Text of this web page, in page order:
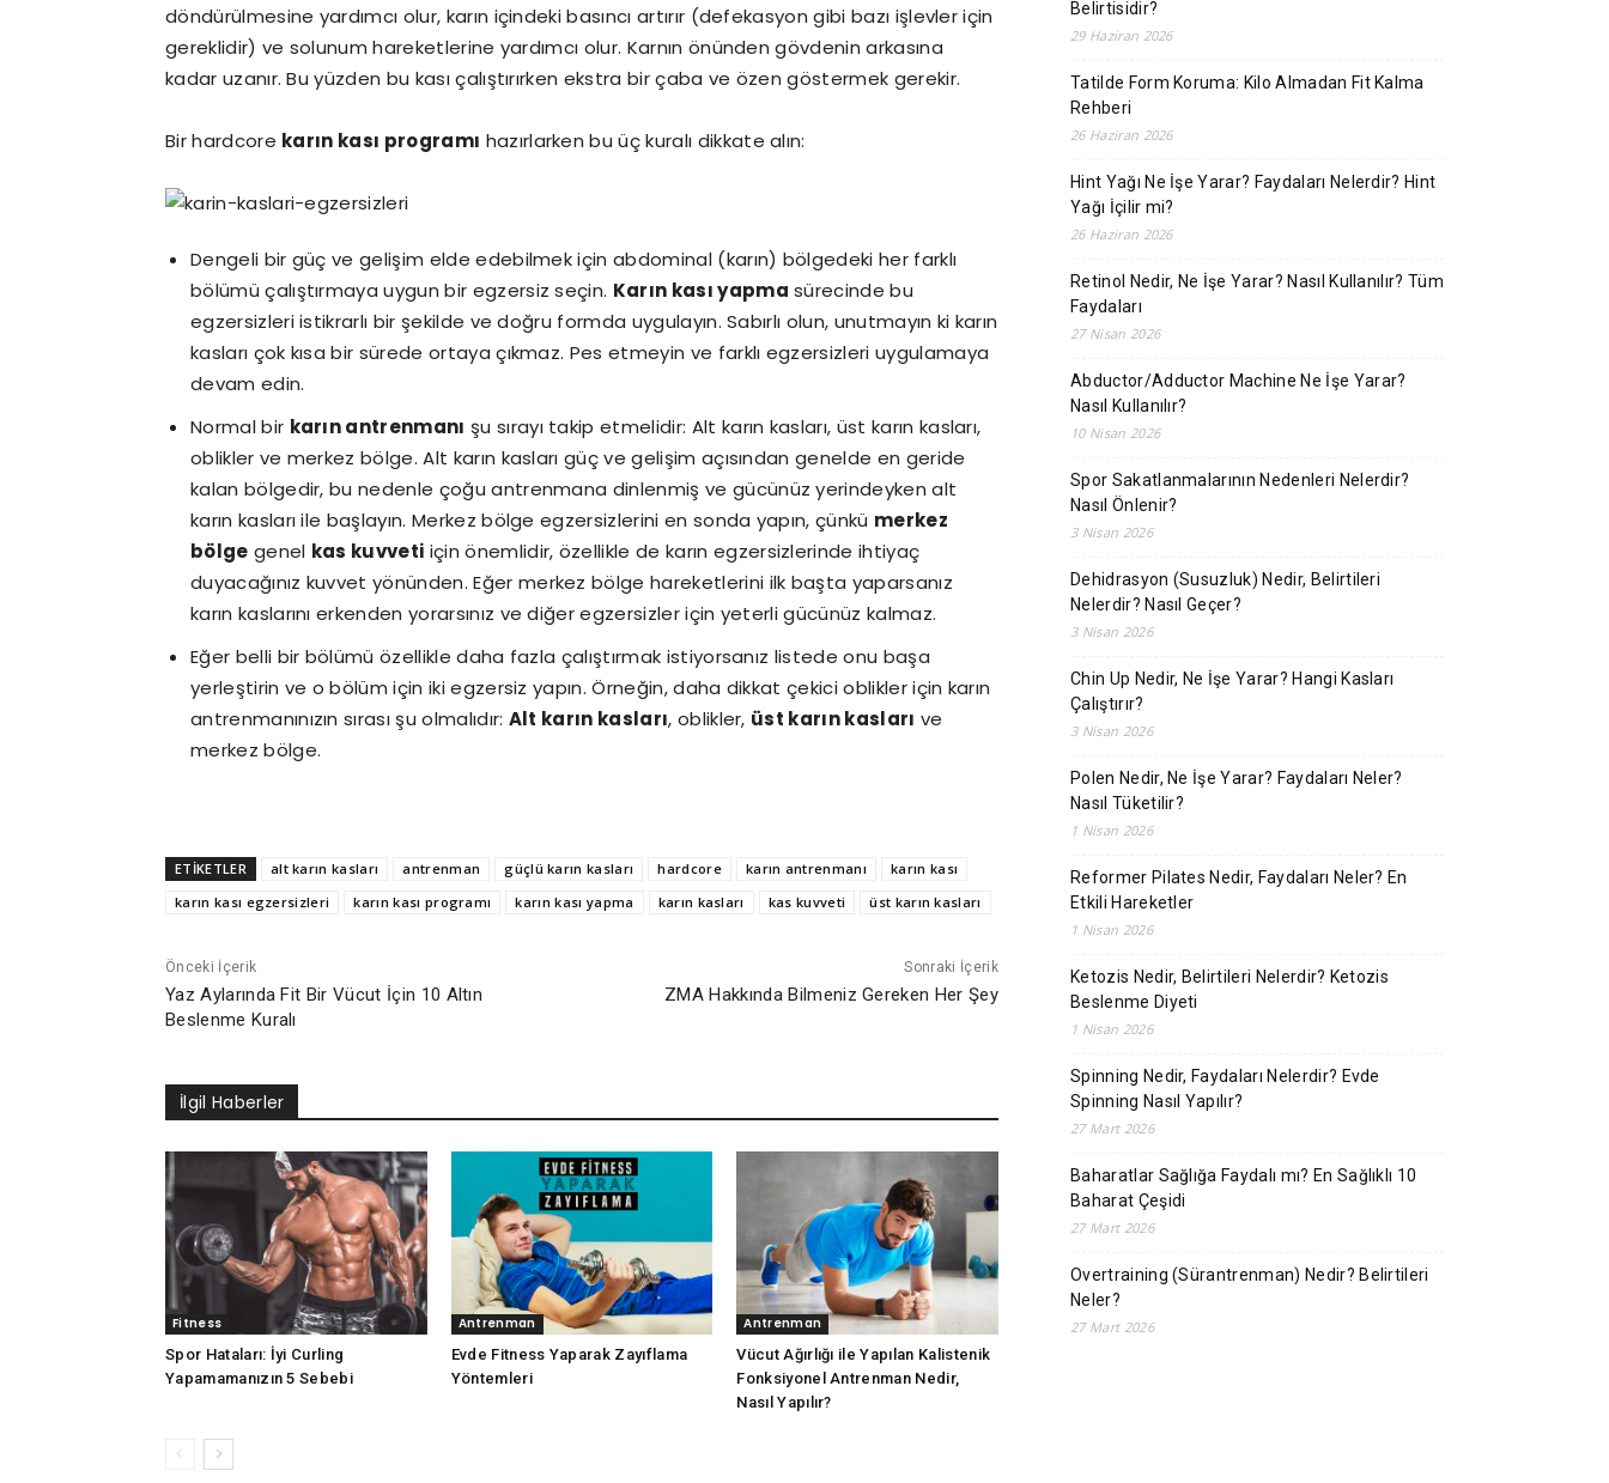
döndürülmesine yardımcı olur, karın içindeki basıncı artırır (defekasyon gibi bazı işlevler için
gereklidir) ve solunum hareketlerine yardımcı olur. Karnın önünden gövdenin arkasına
kadar uzanır. Bu yüzden bu kası çalıştırırken ekstra bir çaba ve özen göstermek gerekir.
Bir hardcore karın kası programı hazırlarken bu üç kuralı dikkate alın:
Dengeli bir güç ve gelişim elde edebilmek için abdominal (karın) bölgedeki her farklı
bölümü çalıştırmaya uygun bir egzersiz seçin. Karın kası yapma sürecinde bu
egzersizleri istikrarlı bir şekilde ve doğru formda uygulayın. Sabırlı olun, unutmayın ki karın
kasları çok kısa bir sürede ortaya çıkmaz. Pes etmeyin ve farklı egzersizleri uygulamaya
devam edin.
Normal bir karın antrenmanı şu sırayı takip etmelidir: Alt karın kasları, üst karın kasları,
oblikler ve merkez bölge. Alt karın kasları güç ve gelişim açısından genelde en geride
kalan bölgedir, bu nedenle çoğu antrenmana dinlenmiş ve gücünüz yerindeyken alt
karın kasları ile başlayın. Merkez bölge egzersizlerini en sonda yapın, çünkü merkez
bölge genel kas kuvveti için önemlidir, özellikle de karın egzersizlerinde ihtiyaç
duyacağınız kuvvet yönünden. Eğer merkez bölge hareketlerini ilk başta yaparsanız
karın kaslarını erkenden yorarsınız ve diğer egzersizler için yeterli gücünüz kalmaz.
Eğer belli bir bölümü özellikle daha fazla çalıştırmak istiyorsanız listede onu başa
yerleştirin ve o bölüm için iki egzersiz yapın. Örneğin, daha dikkat çekici oblikler için karın
antrenmanınızın sırası şu olmalıdır: Alt karın kasları, oblikler, üst karın kasları ve
merkez bölge.
ETİKETLER alt karın kasları antrenman güçlü karın kasları hardcore karın antrenmanı
karın kası
karın kası egzersizleri
karın kası programı karın kası yapma karın kasları kas kuvveti üst karın kasları
Önceki İçerik
Yaz Aylarında Fit Bir Vücut İçin 10 Altın
Beslenme Kuralı
Sonraki İçerik
ZMA Hakkında Bilmeniz Gereken Her Şey
İlgil Haberler
Fitness
Spor Hataları: İyi Curling
Yapamamanızın 5 Sebebi
Antrenman
Evde Fitness Yaparak Zayıflama
Yöntemleri
Antrenman
Vücut Ağırlığı ile Yapılan Kalistenik
Fonksiyonel Antrenman Nedir,
Nasıl Yapılır?
Belirtisidir?
29 Haziran 2026
Tatilde Form Koruma: Kilo Almadan Fit Kalma
Rehberi
26 Haziran 2026
Hint Yağı Ne İşe Yarar? Faydaları Nelerdir? Hint
Yağı İçilir mi?
26 Haziran 2026
Retinol Nedir, Ne İşe Yarar? Nasıl Kullanılır? Tüm
Faydaları
27 Nisan 2026
Abductor/Adductor Machine Ne İşe Yarar?
Nasıl Kullanılır?
10 Nisan 2026
Spor Sakatlanmalarının Nedenleri Nelerdir?
Nasıl Önlenir?
3 Nisan 2026
Dehidrasyon (Susuzluk) Nedir, Belirtileri
Nelerdir? Nasıl Geçer?
3 Nisan 2026
Chin Up Nedir, Ne İşe Yarar? Hangi Kasları
Çalıştırır?
3 Nisan 2026
Polen Nedir, Ne İşe Yarar? Faydaları Neler?
Nasıl Tüketilir?
1 Nisan 2026
Reformer Pilates Nedir, Faydaları Neler? En
Etkili Hareketler
1 Nisan 2026
Ketozis Nedir, Belirtileri Nelerdir? Ketozis
Beslenme Diyeti
1 Nisan 2026
Spinning Nedir, Faydaları Nelerdir? Evde
Spinning Nasıl Yapılır?
27 Mart 2026
Baharatlar Sağlığa Faydalı mı? En Sağlıklı 10
Baharat Çeşidi
27 Mart 2026
Overtraining (Sürantrenman) Nedir? Belirtileri
Neler?
27 Mart 2026